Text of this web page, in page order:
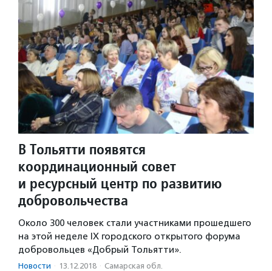
В Тольятти появятся
координационный совет
и ресурсный центр по развитию
добровольчества
Около 300 человек стали участниками прошедшего
на этой неделе IX городского открытого форума
добровольцев «Добрый Тольятти».
Новости · 13.12.2018 · Самарская обл.